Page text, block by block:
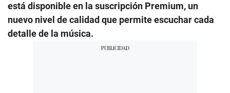
está disponible en la suscripción Premium, un
nuevo nivel de calidad que permite escuchar cada
detalle de la música.